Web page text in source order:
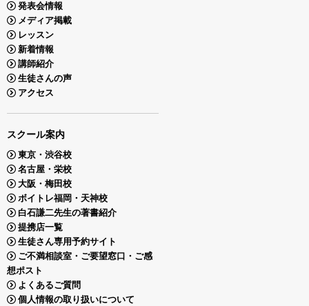
発表会情報
メディア掲載
レッスン
新着情報
講師紹介
生徒さんの声
アクセス
スクール案内
東京・渋谷校
名古屋・栄校
大阪・梅田校
ボイトレ福岡・天神校
白石謙二先生の著書紹介
提携店一覧
生徒さん専用予約サイト
ご不満相談室・ご要望窓口・ご感
想ポスト
よくあるご質問
個人情報の取り扱いについて